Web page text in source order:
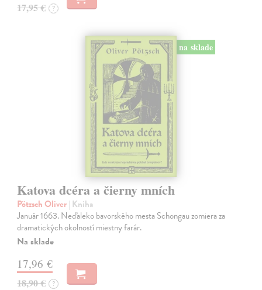
17,95 € ?
na sklade
Katova dcéra a čierny mních
Pötzsch Oliver| Kniha
Január 1663. Neďaleko bavorského mesta Schongau zomiera za
dramatických okolností miestny farár.
Na sklade
17,96 €
18,90 € ?